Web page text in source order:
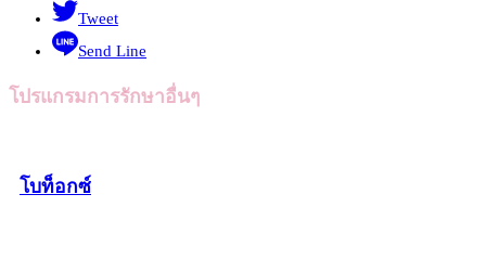
Tweet
Send Line
โปรแกรมการรักษาอื่นๆ
โบท็อกซ์